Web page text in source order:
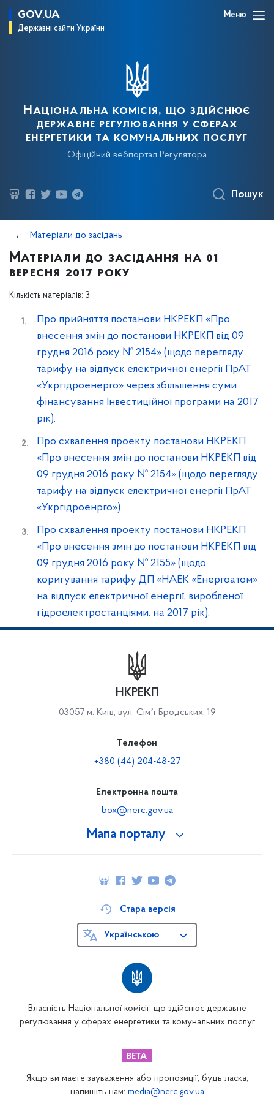
GOV.UA
Державні сайти України
Меню
Національна комісія, що здійснює
державне регулювання у сферах
енергетики та комунальних послуг
Офіційний вебпортал Регулятора
Пошук
Матеріали до засідань
Матеріали до засідання на 01
вересня 2017 року
Кількість матеріалів: 3
Про прийняття постанови НКРЕКП «Про
внесення змін до постанови НКРЕКП від 09
грудня 2016 року № 2154» (щодо перегляду
тарифу на відпуск електричної енергії ПрАТ
«Укргідроенерго» через збільшення суми
фінансування Інвестиційної програми на 2017
рік).
Про схвалення проекту постанови НКРЕКП
«Про внесення змін до постанови НКРЕКП від
09 грудня 2016 року № 2154» (щодо перегляду
тарифу на відпуск електричної енергії ПрАТ
«Укргідроенрго»).
Про схвалення проекту постанови НКРЕКП
«Про внесення змін до постанови НКРЕКП від
09 грудня 2016 року № 2155» (щодо
коригування тарифу ДП «НАЕК «Енергоатом»
на відпуск електричної енергії, виробленої
гідроелектростанціями, на 2017 рік).
Мапа порталу
НКРЕКП
03057 м. Київ, вул. Сімʼї Бродських, 19
Телефон
+380 (44) 204-48-27
Електронна пошта
box@nerc.gov.ua
Власність Національної комісії, що здійснює державне
регулювання у сферах енергетики та комунальних послуг
Стара версія
Українською
Якщо ви маєте зауваження або пропозиції, будь ласка,
напишіть нам: media@nerc.gov.ua